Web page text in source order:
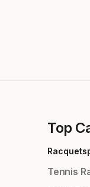
Top
Tennis